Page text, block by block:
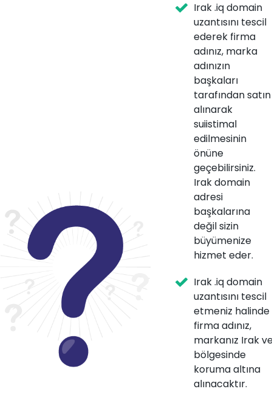
Irak .iq domain
uzantısını tescil
ederek firma
adınız, marka
adınızın
başkaları
tarafından satın
alınarak
suiistimal
edilmesinin
önüne
geçebilirsiniz.
Irak domain
adresi
başkalarına
değil sizin
büyümenize
hizmet eder.
Irak .iq domain
uzantısını tescil
etmeniz halinde
firma adınız,
markanız Irak
bölgesinde
koruma altına
alınacaktır.